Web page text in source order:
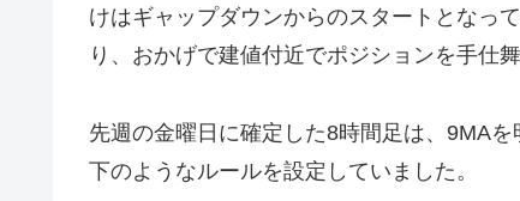
けはギャップダウンからのスタートとなっ
り、おかげで建値付近でポジションを手仕
先週の金曜日に確定した8時間足は、9MA
下のようなルールを設定していました。